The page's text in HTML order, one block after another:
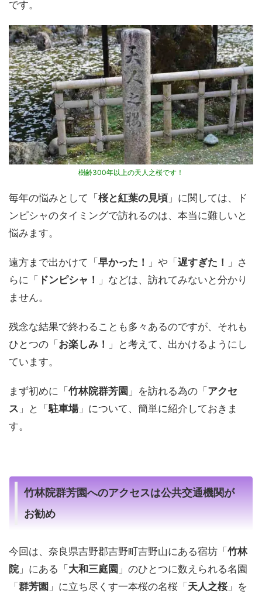
です。
樹齢300年以上の天人之桜です！
毎年の悩みとして「桜と紅葉の見頃 」に関しては、ド
ンピシャのタイミングで訪れるのは、本当に難しいと
悩みます。
遠方まで出かけて「早かった！ 」や「遅すぎた！
」さ
らに「 ドンピシャ！
」などは、訪れてみないと分かり
ません。
残念な結果で終わることも多々あるのですが、それも
ひとつの「お楽しみ！
」と考えて、出かけるようにし
ています。
まず初めに「竹林院群芳園 」を訪れる為の「アクセ
ス 」と「駐車場」について、簡単に紹介しておきま
す。
竹林院群芳園へのアクセスは公共交通機関が
お勧め
今回は、奈良県吉野郡吉野町吉野山にある宿坊「竹林
院」にある「大和三庭園 」のひとつに数えられる名園
「群芳園 」に立ち尽くす一本桜の名桜「天人之桜」を